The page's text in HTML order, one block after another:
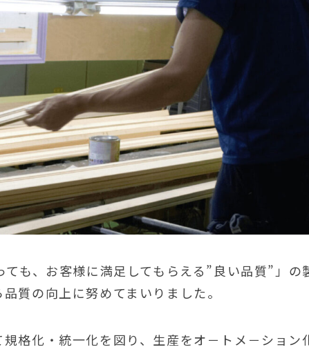
も、お客様に満足してもらえる”良い品質”」の
質の向上に努めてまいりました。
格化・統一化を図り、生産をオ－トメ－ション